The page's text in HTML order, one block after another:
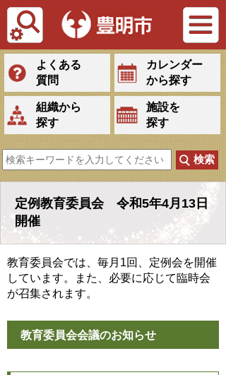
Tiếng Việt
よくある
質問
カレンダー
から探す
組織から
探す
施設を
探す
定例教育委員会 令和5年4月13日
開催
教育委員会では、毎月1回、定例会を開催
しています。また、必要に応じて臨時会
が召集されます。
教育委員会会議のお知らせ